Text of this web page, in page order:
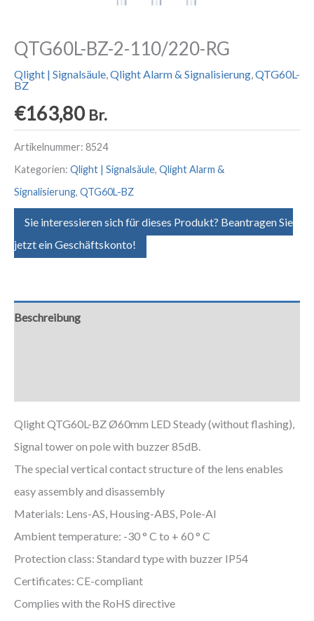
QTG60L-BZ-2-110/220-RG
Qlight | Signalsäule,Qlight Alarm & Signalisierung,QTG60L-
BZ
€163,80 Br.
Artikelnummer: 8524
Kategorien: Qlight | Signalsäule, Qlight Alarm &
Signalisierung, QTG60L-BZ
Sie interessieren sich für dieses Produkt? Beantragen Sie
jetzt ein Geschäftskonto!
Beschreibung
Qlight QTG60L-BZ Ø60mm LED Steady (without flashing),
Signal tower on pole with buzzer 85dB.
The special vertical contact structure of the lens enables
easy assembly and disassembly
Materials: Lens-AS, Housing-ABS, Pole-Al
Ambient temperature: -30 ° C to + 60 ° C
Protection class: Standard type with buzzer IP54
Certificates: CE-compliant
Complies with the RoHS directive